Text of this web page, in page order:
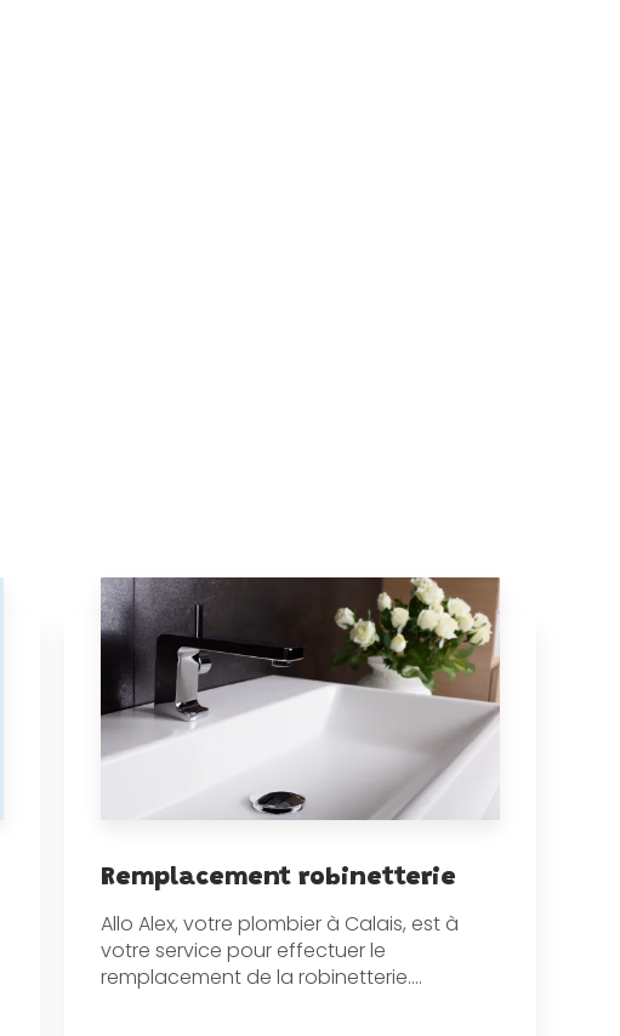
Remplacement robinetterie
Allo Alex, votre plombier à Calais, est à
votre service pour effectuer le
remplacement de la robinetterie....